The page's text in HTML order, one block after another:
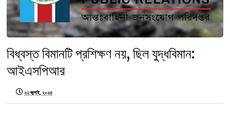
বিধ্বস্ত বিমানটি প্রশিক্ষণ নয়, ছিল যুদ্ধবিমান:
আইএসপিআর
২২ জুলাই, ২০২৫